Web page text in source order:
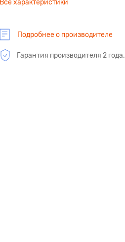
Все характеристики
Подробнее о производителе
Гарантия производителя 2 года.